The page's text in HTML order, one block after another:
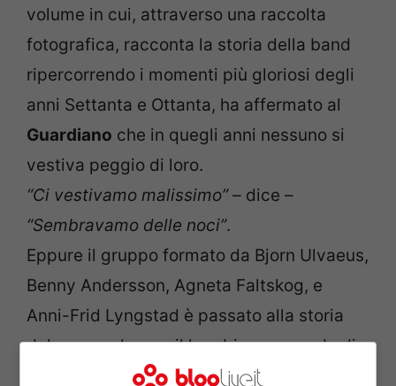
volume in cui, attraverso una raccolta
fotografica, racconta la storia della band
ripercorrendo i momenti più gloriosi degli
anni Settanta e Ottanta, ha affermato al
Guardiano che in quegli anni nessuno si
vestiva peggio di loro.
“Ci vestivamo malissimo”– dice –
“Sembravamo delle noci”.
Eppure il gruppo formato da Bjorn Ulvaeus,
Benny Andersson, Agneta Faltskog, e
Anni-Frid Lyngstad è passato alla storia
del pop anche per il loro bizzarro modo di
andare in scena, per cui si sono fatti